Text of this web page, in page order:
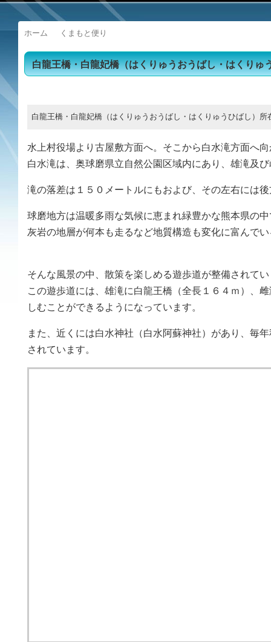
ホーム くまもと便り
白龍王橋・白龍妃橋（はくりゅうおうばし・はくりゅ
白龍王橋・白龍妃橋（はくりゅうおうばし・はくりゅうひばし）所
水上村役場より古屋敷方面へ。そこから白水滝方面へ
白水滝は、奥球磨県立自然公園区域内にあり、雄滝及
滝の落差は１５０メートルにもおよび、その左右には
球磨地方は温暖多雨な気候に恵まれ緑豊かな熊本県の
灰岩の地層が何本も走るなど地質構造も変化に富んで
そんな風景の中、散策を楽しめる遊歩道が整備されて
この遊歩道には、雄滝に白龍王橋（全長１６４ｍ）、
しむことができるようになっています。
また、近くには白水神社（白水阿蘇神社）があり、毎
されています。